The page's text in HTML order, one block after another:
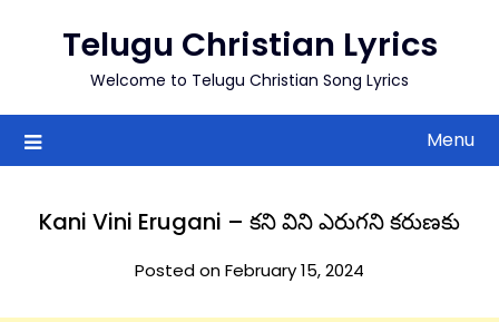
Telugu Christian Lyrics
Welcome to Telugu Christian Song Lyrics
Menu
Kani Vini Erugani – కని విని ఎరుగని కరుణకు
Posted on February 15, 2024